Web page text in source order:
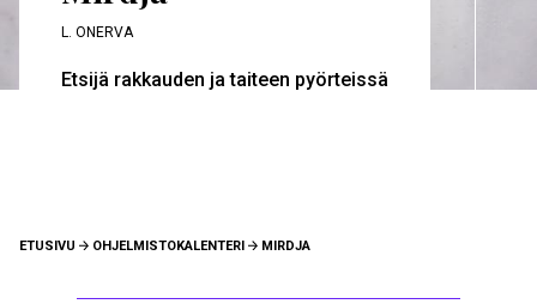
L. ONERVA
Etsijä rakkauden ja taiteen pyörteissä
MURUPOLKU
ETUSIVU OHJELMISTOKALENTERI MIRDJA